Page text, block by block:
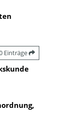
Einträge